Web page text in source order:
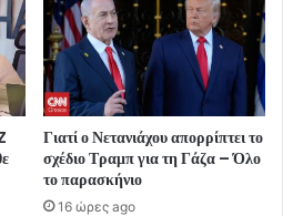
Γιατί ο Νετανιάχου απορρίπτει το
σχέδιο Τραμπ για τη Γάζα – Όλο
το παρασκήνιο
16 ώρες ago